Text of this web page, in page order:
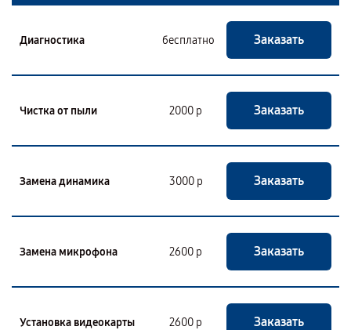
Диагностика бесплатно Заказать
Чистка от пыли 2000 р Заказать
Замена динамика 3000 р Заказать
Замена микрофона 2600 р Заказать
Установка видеокарты 2600 р Заказать